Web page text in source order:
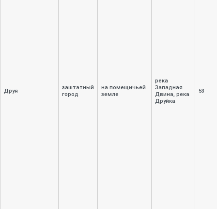
Друя
заштатный
город
на помещичьей
земле
река
Западная
Двина, река
Друйка
53